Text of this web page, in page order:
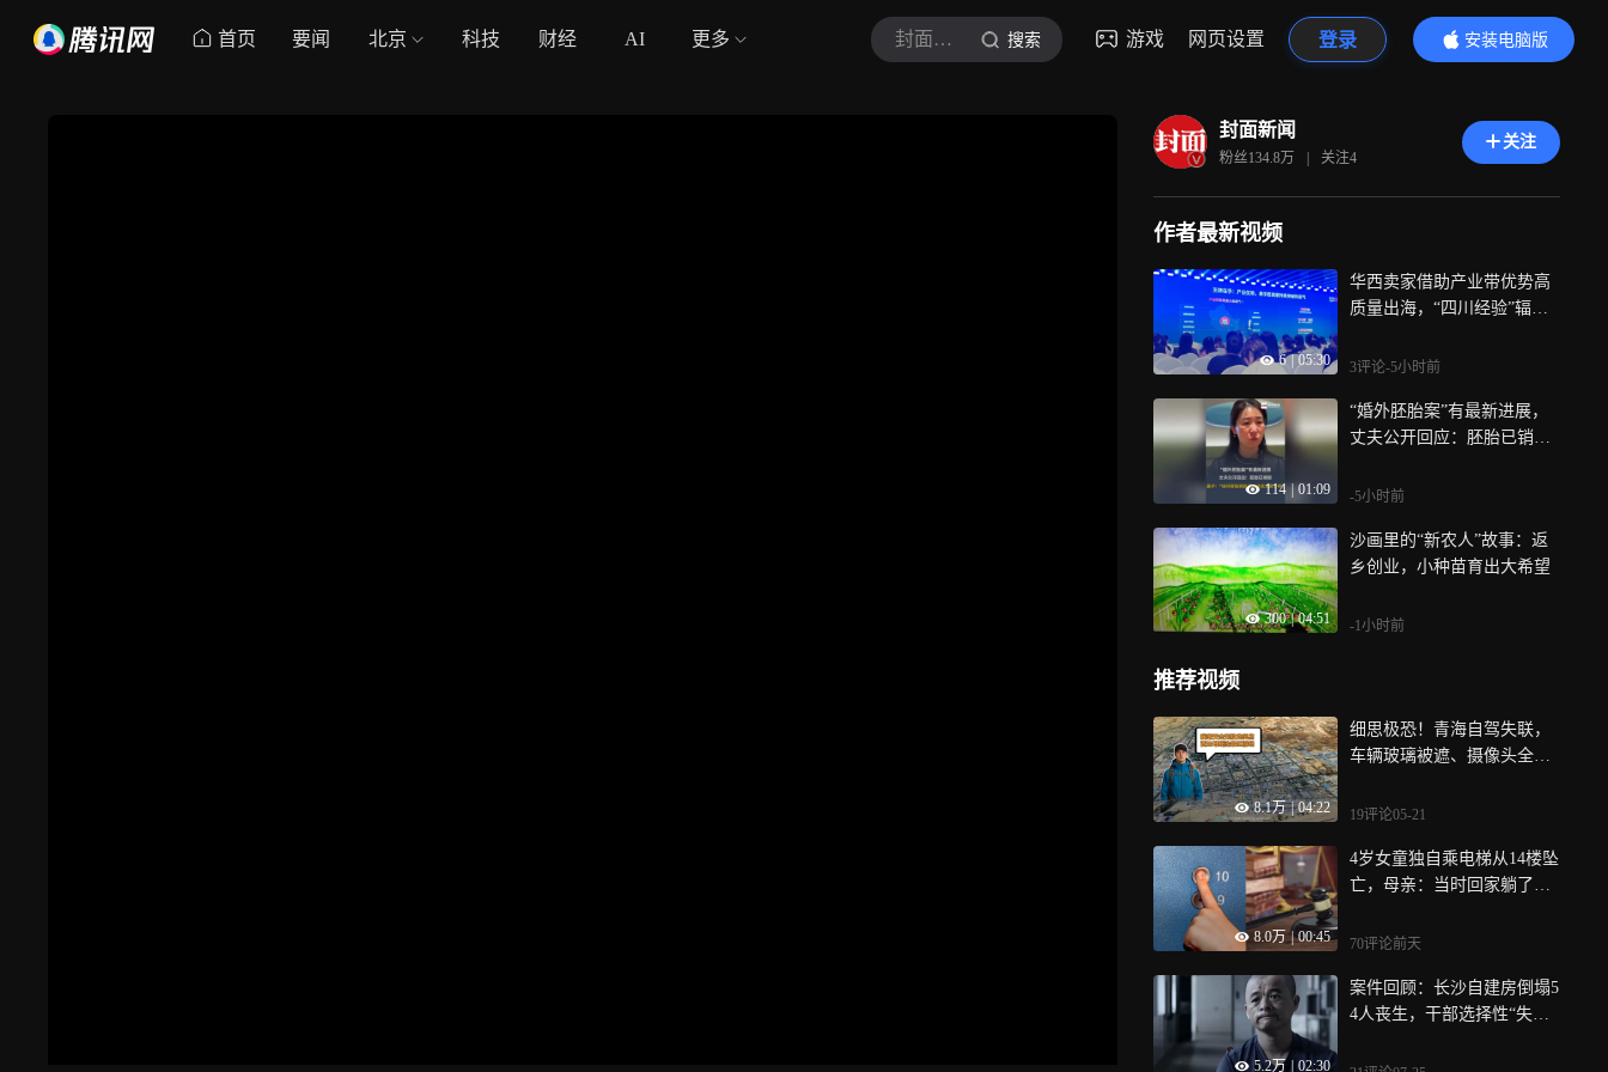
首页 要闻 北京 科技 财经 AI 更多 封面新闻 搜索 游戏 网页设置 登录
安装电脑版
内容更精彩
封面新闻
粉丝134.8万 | 关注4
关注
作者最新视频
6 | 05:30
华西卖家借助产业带优势高
质量出海，“四川经验”辐射
3评论-5小时前
114 | 01:09
“婚外胚胎案”有最新进展，
丈夫公开回应：胚胎已销
我，媒体告诉我才知道，“绕
了吧”
-5小时前
300 | 04:51
沙画里的“新农人”故事：返
乡创业，小种苗育出大希望
-1小时前
推荐视频
8.1万 | 04:22
细思极恐！青海自驾失联，
车辆玻璃被遮、摄像头全部
19评论05-21
8.0万 | 00:45
4岁女童独自乘电梯从14楼坠
亡，母亲：当时回家躺了一
出事
70评论前天
5.2万 02:30
案件回顾：长沙自建房倒塌5
4人丧生，干部选择性“失